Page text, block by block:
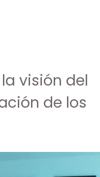
la visión del
de los